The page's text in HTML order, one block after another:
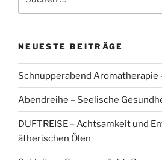
nach:
NEUESTE BEITRÄGE
Schnupperabend Aromatherapie
Abendreihe – Seelische
DUFTREISE – Achtsamkeit und
ätherischen Ölen